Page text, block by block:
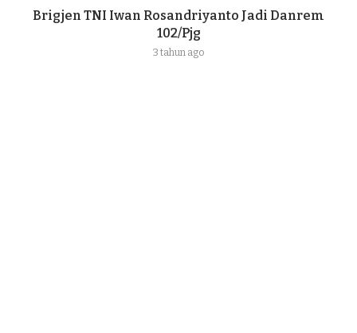
Brigjen TNI Iwan Rosandriyanto Jadi Danrem
102/Pjg
3 tahun ago